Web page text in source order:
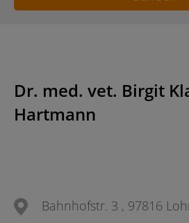
Dr. med. vet. Birgit
Hartmann
Bahnhofstr. 3 , 97816